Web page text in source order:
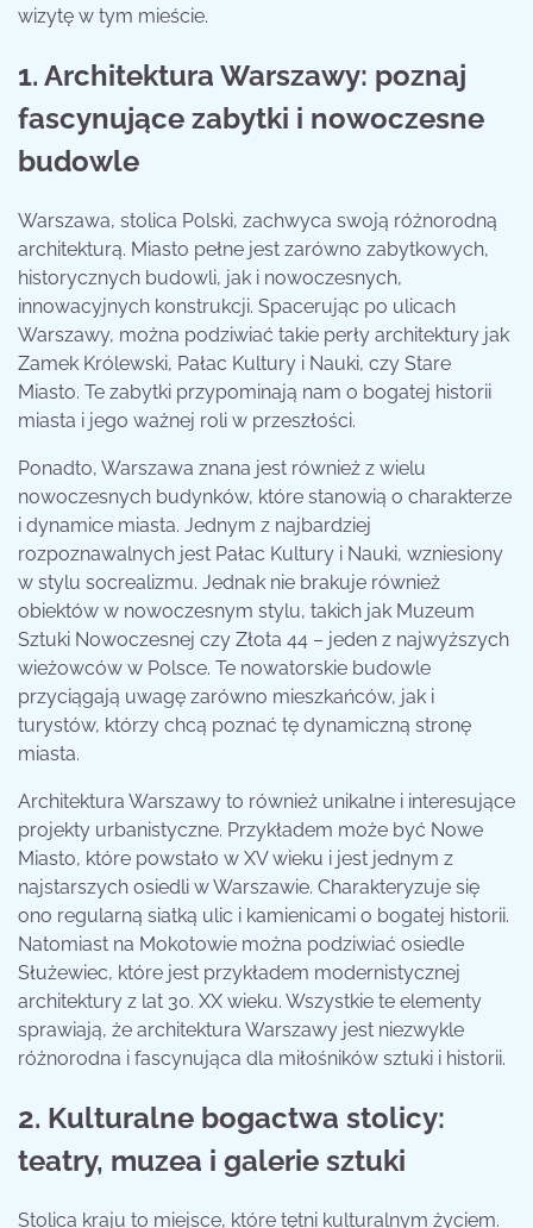
wizytę w tym mieście.
1. Architektura Warszawy: poznaj
fascynujące zabytki i nowoczesne
budowle
Warszawa, stolica Polski, zachwyca swoją różnorodną
architekturą. Miasto pełne jest zarówno zabytkowych,
historycznych budowli, jak i nowoczesnych,
innowacyjnych konstrukcji. Spacerując po ulicach
Warszawy, można podziwiać takie perły architektury jak
Zamek Królewski, Pałac Kultury i Nauki, czy Stare
Miasto. Te zabytki przypominają nam o bogatej historii
miasta i jego ważnej roli w przeszłości.
Ponadto, Warszawa znana jest również z wielu
nowoczesnych budynków, które stanowią o charakterze
i dynamice miasta. Jednym z najbardziej
rozpoznawalnych jest Pałac Kultury i Nauki, wzniesiony
w stylu socrealizmu. Jednak nie brakuje również
obiektów w nowoczesnym stylu, takich jak Muzeum
Sztuki Nowoczesnej czy Złota 44 – jeden z najwyższych
wieżowców w Polsce. Te nowatorskie budowle
przyciągają uwagę zarówno mieszkańców, jak i
turystów, którzy chcą poznać tę dynamiczną stronę
miasta.
Architektura Warszawy to również unikalne i interesujące
projekty urbanistyczne. Przykładem może być Nowe
Miasto, które powstało w XV wieku i jest jednym z
najstarszych osiedli w Warszawie. Charakteryzuje się
ono regularną siatką ulic i kamienicami o bogatej historii.
Natomiast na Mokotowie można podziwiać osiedle
Służewiec, które jest przykładem modernistycznej
architektury z lat 30. XX wieku. Wszystkie te elementy
sprawiają, że architektura Warszawy jest niezwykle
różnorodna i fascynująca dla miłośników sztuki i historii.
2. Kulturalne bogactwa stolicy:
teatry, muzea i galerie sztuki
Stolica kraju to miejsce, które tętni kulturalnym życiem.